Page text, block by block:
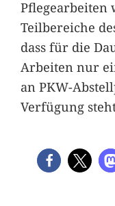
Pflegearbeiten
Teilbereiche
dass für die
Arbeiten nur
an PKW-
Verfügung